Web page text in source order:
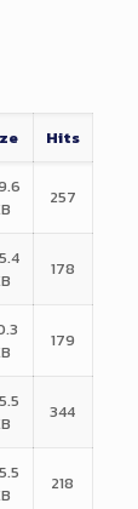
Hits
257
178
179
344
218